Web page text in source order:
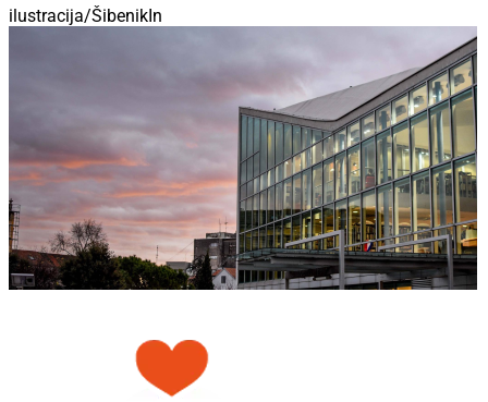
ilustracija/ŠibenikIn